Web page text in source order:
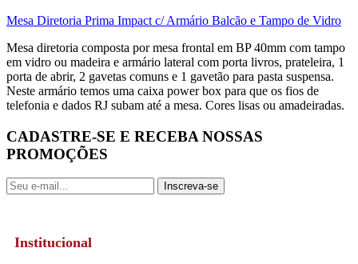
Mesa Diretoria Prima Impact c/ Armário Balcão e Tampo de Vidro
Mesa diretoria composta por mesa frontal em BP 40mm com tampo
em vidro ou madeira e armário lateral com porta livros, prateleira, 1
porta de abrir, 2 gavetas comuns e 1 gavetão para pasta suspensa.
Neste armário temos uma caixa power box para que os fios de
telefonia e dados RJ subam até a mesa. Cores lisas ou amadeiradas.
CADASTRE-SE E RECEBA NOSSAS
PROMOÇÕES
Inscreva-se
Institucional